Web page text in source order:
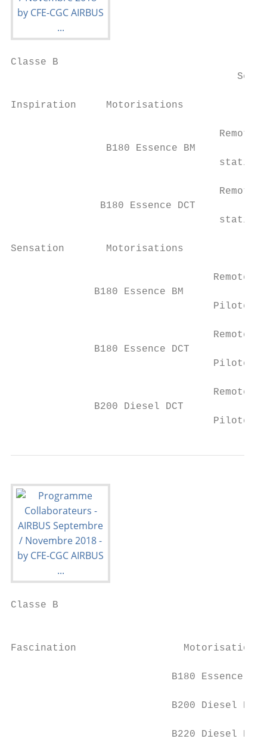
Classe B
Inspiration     Motorisations
Remote
B180 Essence BM
Remote
B180 Essence DCT
Sensation       Motorisations
Remote
B180 Essence BM
Pilote
Remote
B180 Essence DCT
Pilote
Remote
B200 Diesel DCT
Pilote
Classe B
Fascination
B180 Essence
B200 Diesel
B220 Diesel